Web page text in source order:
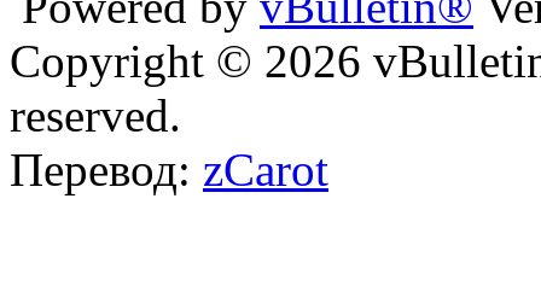
Copyright © 2026
reserved.
Перевод: zCarot